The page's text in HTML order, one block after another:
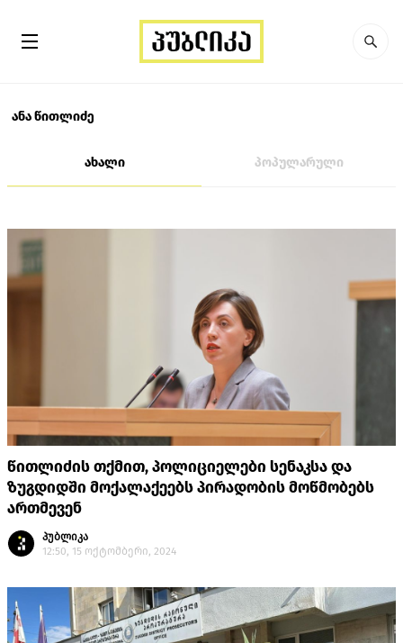
ანა წითლიძე
ახალი პოპულარული
წითლიძის თქმით, პოლიციელები სენაკსა და
ზუგდიდში მოქალაქეებს პირადობის მოწმობებს
ართმევენ
პუბლიკა
12:50, 15 ოქტომბერი, 2024